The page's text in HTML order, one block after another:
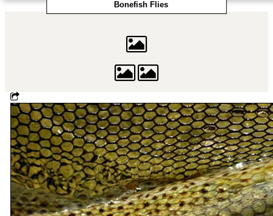
Bonefish Flies